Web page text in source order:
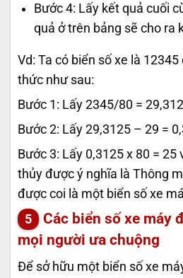
Bước 4: Lấy kết quả cuối
quả ở trên bảng sẽ cho ra
Vd: Ta có biển số xe là
thức như sau:
Bước 1: Lấy 2345/80 =
Bước 2: Lấy 29,3125 – 29 =
Bước 3: Lấy 0,3125 x 80 = 25
thủy được ý nghĩa là Thông
được coi là một biển số xe
Các biển số xe máy
mọi người ưa chuộng
Để sở hữu một biển số xe